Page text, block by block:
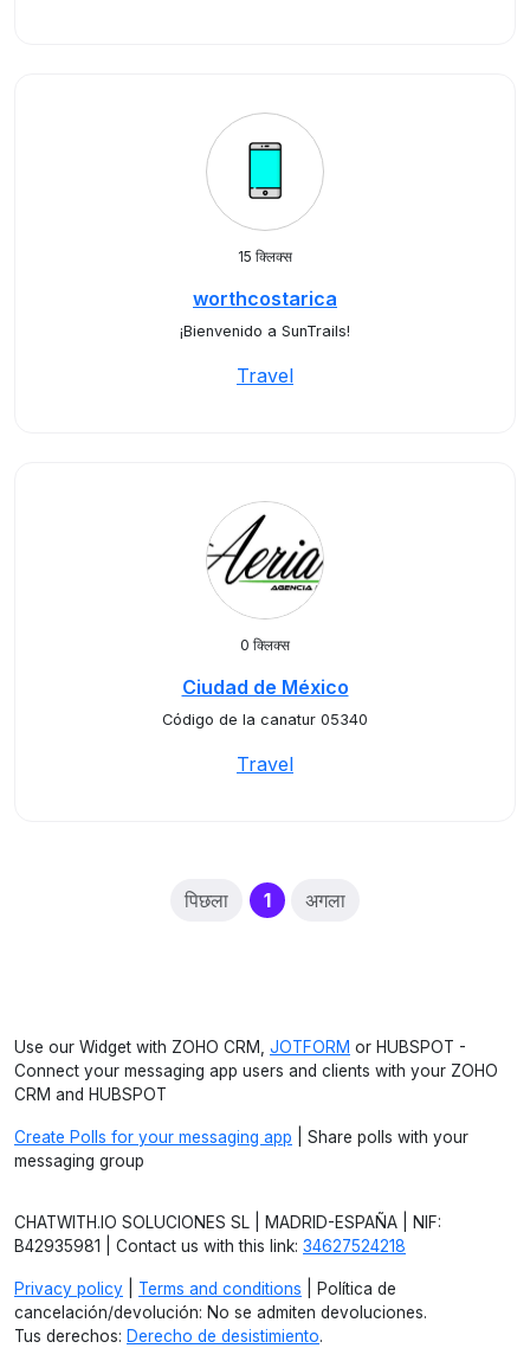
15 क्लिक्स
worthcostarica
¡Bienvenido a SunTrails!
Travel
0 क्लिक्स
Ciudad de México
Código de la canatur 05340
Travel
पिछला 1(current)
अगला
Use our Widget with ZOHO CRM, JOTFORM or HUBSPOT -
Connect your messaging app users and clients with your ZOHO
CRM and HUBSPOT
Create Polls for your messaging app | Share polls with your
messaging group
CHATWITH.IO SOLUCIONES SL | MADRID-ESPAÑA | NIF:
B42935981 | Contact us with this link: 34627524218
Privacy policy Terms and conditions | Política de
cancelación/devolución: No se admiten devoluciones.
Tus derechos: Derecho de desistimiento.